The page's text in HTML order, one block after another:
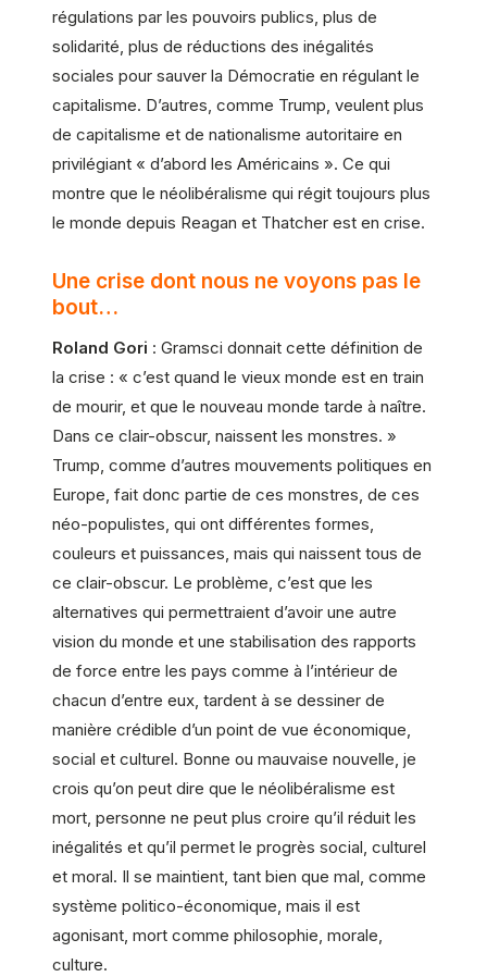
régulations par les pouvoirs publics, plus de
solidarité, plus de réductions des inégalités
sociales pour sauver la Démocratie en régulant le
capitalisme. D’autres, comme Trump, veulent plus
de capitalisme et de nationalisme autoritaire en
privilégiant « d’abord les Américains ». Ce qui
montre que le néolibéralisme qui régit toujours plus
le monde depuis Reagan et Thatcher est en crise.
Une crise dont nous ne voyons pas le
bout…
Roland Gori : Gramsci donnait cette définition de
la crise : « c’est quand le vieux monde est en train
de mourir, et que le nouveau monde tarde à naître.
Dans ce clair-obscur, naissent les monstres. »
Trump, comme d’autres mouvements politiques en
Europe, fait donc partie de ces monstres, de ces
néo-populistes, qui ont différentes formes,
couleurs et puissances, mais qui naissent tous de
ce clair-obscur. Le problème, c’est que les
alternatives qui permettraient d’avoir une autre
vision du monde et une stabilisation des rapports
de force entre les pays comme à l’intérieur de
chacun d’entre eux, tardent à se dessiner de
manière crédible d’un point de vue économique,
social et culturel. Bonne ou mauvaise nouvelle, je
crois qu’on peut dire que le néolibéralisme est
mort, personne ne peut plus croire qu’il réduit les
inégalités et qu’il permet le progrès social, culturel
et moral. Il se maintient, tant bien que mal, comme
système politico-économique, mais il est
agonisant, mort comme philosophie, morale,
culture.